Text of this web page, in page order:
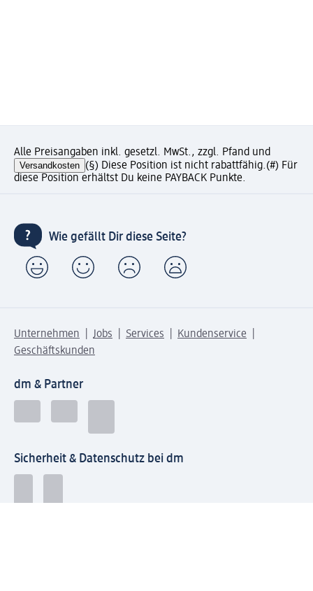
Alle Preisangaben inkl. gesetzl. MwSt., zzgl. Pfand und
Versandkosten (§) Diese Position ist nicht rabattfähig.(#) Für
diese Position erhältst Du keine PAYBACK Punkte.
Wie gefällt Dir diese Seite?
Unternehmen Jobs Services
Kundenservice
Geschäftskunden
dm & Partner
Sicherheit & Datenschutz bei dm